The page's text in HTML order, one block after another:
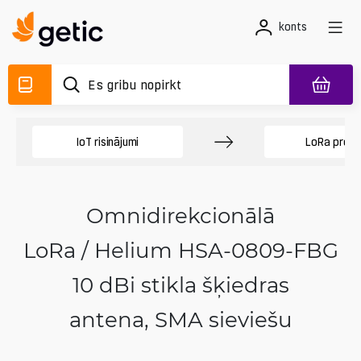
konts
IoT risinājumi LoRa
Omnidirekcionālā
LoRa / Helium HSA-0809-FBG
10 dBi stikla šķiedras
antena, SMA sieviešu